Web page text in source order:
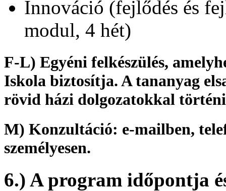
Innováció (fejlődés és
modul, 4 hét)
F-L) Egyéni felkészülés,
Iskola biztosítja. A tananyag
rövid házi dolgozatokkal
M) Konzultáció: e-mailben,
személyesen.
6.) A program időpontja